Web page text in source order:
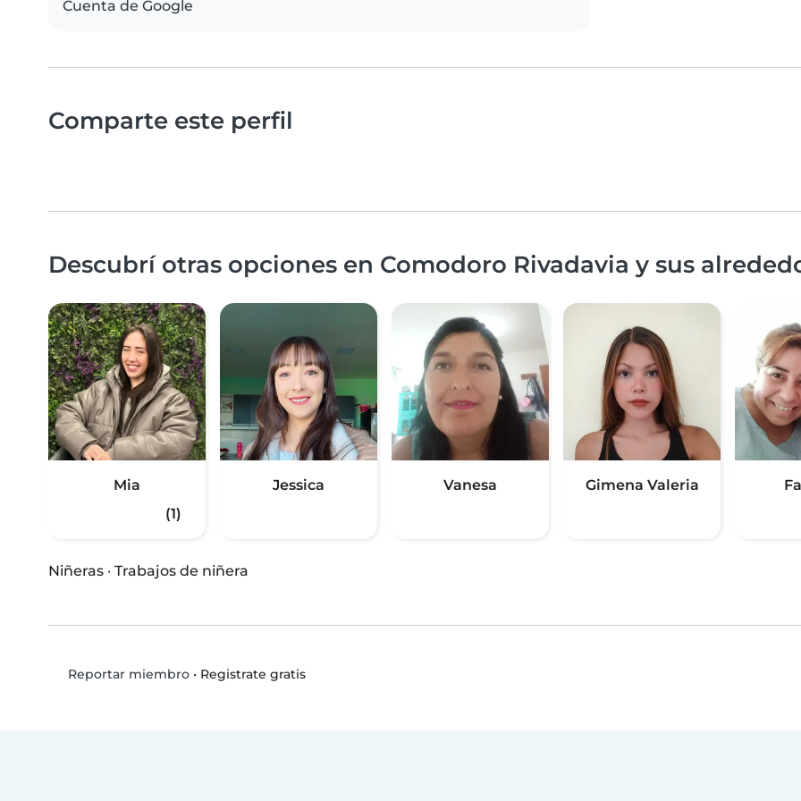
Cuenta de Google
Comparte este perfil
Descubrí otras opciones en Comodoro Rivadavia y sus
Mia
(1)
Jessica Vanesa Gimena Valeria
Niñeras · Trabajos de niñera
Reportar miembro• Registrate gratis